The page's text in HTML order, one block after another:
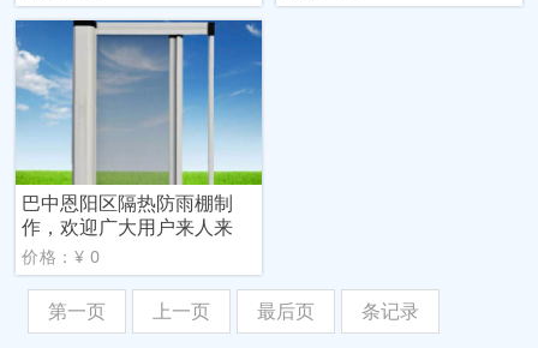
巴中恩阳区隔热防雨棚制
作，欢迎广大用户来人来
价格：¥ 0
第一页 上一页 最后页 条记录